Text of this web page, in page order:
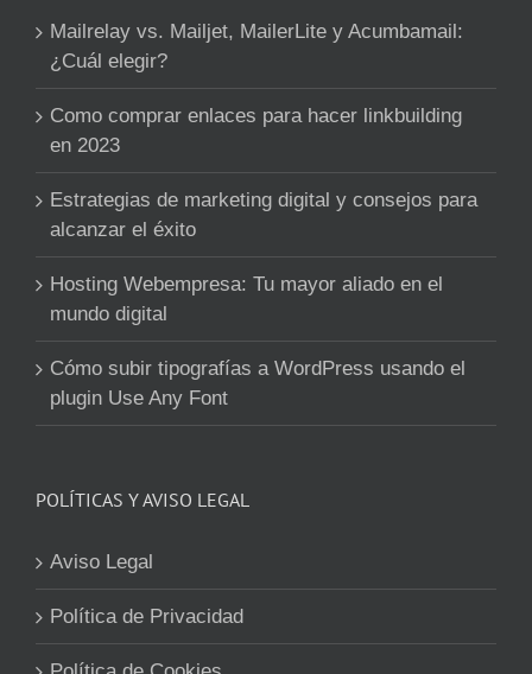
Mailrelay vs. Mailjet, MailerLite y Acumbamail:
¿Cuál elegir?
Como comprar enlaces para hacer linkbuilding
en 2023
Estrategias de marketing digital y consejos para
alcanzar el éxito
Hosting Webempresa: Tu mayor aliado en el
mundo digital
Cómo subir tipografías a WordPress usando el
plugin Use Any Font
POLÍTICAS Y AVISO LEGAL
Aviso Legal
Política de Privacidad